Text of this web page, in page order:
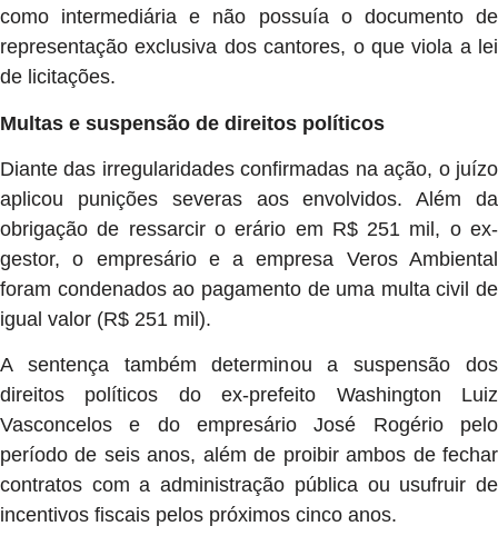
como intermediária e não possuía o documento de
representação exclusiva dos cantores, o que viola a lei
de licitações.
Multas e suspensão de direitos políticos
Diante das irregularidades confirmadas na ação, o juízo
aplicou punições severas aos envolvidos. Além da
obrigação de ressarcir o erário em R$ 251 mil, o ex-
gestor, o empresário e a empresa Veros Ambiental
foram condenados ao pagamento de uma multa civil de
igual valor (R$ 251 mil).
A sentença também determinou a suspensão dos
direitos políticos do ex-prefeito Washington Luiz
Vasconcelos e do empresário José Rogério pelo
período de seis anos, além de proibir ambos de fechar
contratos com a administração pública ou usufruir de
incentivos fiscais pelos próximos cinco anos.